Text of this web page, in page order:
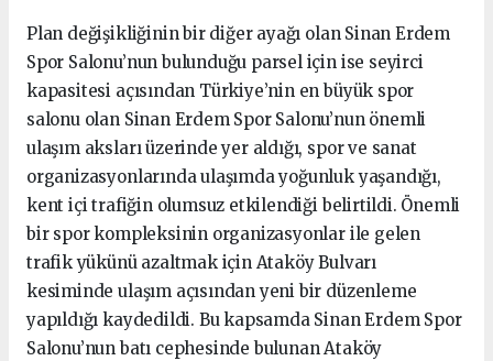
Plan değişikliğinin bir diğer ayağı olan Sinan Erdem
Spor Salonu’nun bulunduğu parsel için ise seyirci
kapasitesi açısından Türkiye’nin en büyük spor
salonu olan Sinan Erdem Spor Salonu’nun önemli
ulaşım aksları üzerinde yer aldığı, spor ve sanat
organizasyonlarında ulaşımda yoğunluk yaşandığı,
kent içi trafiğin olumsuz etkilendiği belirtildi. Önemli
bir spor kompleksinin organizasyonlar ile gelen
trafik yükünü azaltmak için Ataköy Bulvarı
kesiminde ulaşım açısından yeni bir düzenleme
yapıldığı kaydedildi. Bu kapsamda Sinan Erdem Spor
Salonu’nun batı cephesinde bulunan Ataköy